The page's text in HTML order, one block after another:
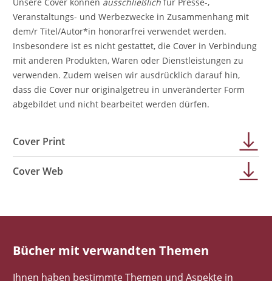
Veranstaltungs- und Werbezwecke in Zusammenhang mit
dem/r Titel/Autor*in honorarfrei verwendet werden.
Insbesondere ist es nicht gestattet, die Cover in Verbindung
mit anderen Produkten, Waren oder Dienstleistungen zu
verwenden. Zudem weisen wir ausdrücklich darauf hin,
dass die Cover nur originalgetreu in unveränderter Form
abgebildet und nicht bearbeitet werden dürfen.
Cover Print
Cover Web
Bücher mit verwandten Themen
Ihnen haben bestimmte Themen und Aspekte in